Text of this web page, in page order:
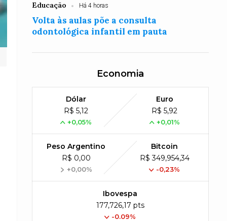
Educação Há 4 horas
Volta às aulas põe a consulta
odontológica infantil em pauta
Economia
Dólar
R$ 5,12
+0,05%
Euro
R$ 5,92
+0,01%
Peso Argentino
R$ 0,00
+0,00%
Bitcoin
R$ 349,954,34
-0,23%
Ibovespa
177,726,17 pts
-0.09%